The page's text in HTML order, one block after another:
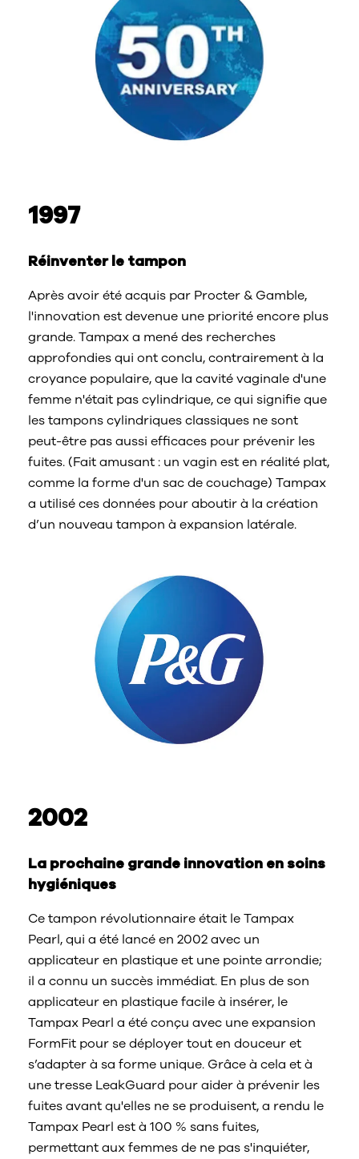
1997
Réinventer le tampon
Après avoir été acquis par Procter & Gamble,
l'innovation est devenue une priorité encore plus
grande. Tampax a mené des recherches
approfondies qui ont conclu, contrairement à la
croyance populaire, que la cavité vaginale d'une
femme n'était pas cylindrique, ce qui signifie que
les tampons cylindriques classiques ne sont
peut-être pas aussi efficaces pour prévenir les
fuites. (Fait amusant : un vagin est en réalité plat,
comme la forme d'un sac de couchage) Tampax
a utilisé ces données pour aboutir à la création
d’un nouveau tampon à expansion latérale.
2002
La prochaine grande innovation en soins
hygiéniques
Ce tampon révolutionnaire était le Tampax
Pearl, qui a été lancé en 2002 avec un
applicateur en plastique et une pointe arrondie;
il a connu un succès immédiat. En plus de son
applicateur en plastique facile à insérer, le
Tampax Pearl a été conçu avec une expansion
FormFit pour se déployer tout en douceur et
s’adapter à sa forme unique. Grâce à cela et à
une tresse LeakGuard pour aider à prévenir les
fuites avant qu'elles ne se produisent, a rendu le
Tampax Pearl est à 100 % sans fuites,
permettant aux femmes de ne pas s'inquiéter,